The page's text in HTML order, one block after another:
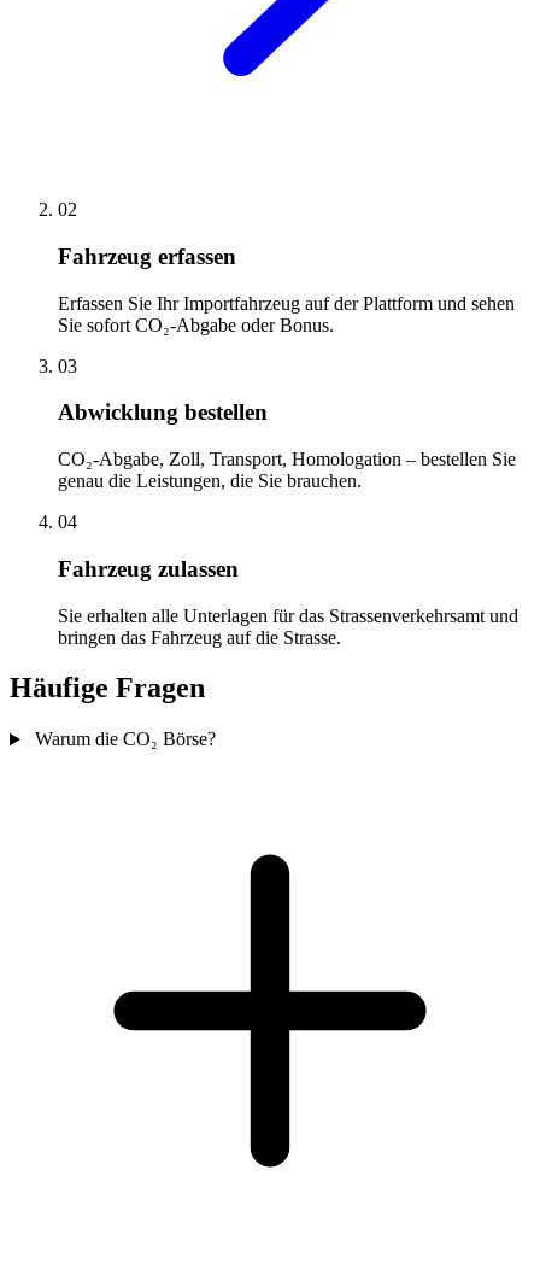
02
Fahrzeug erfassen
Erfassen Sie Ihr Importfahrzeug auf der Plattform und sehen
Sie sofort CO₂-Abgabe oder Bonus.
03
Abwicklung bestellen
CO₂-Abgabe, Zoll, Transport, Homologation – bestellen Sie
genau die Leistungen, die Sie brauchen.
04
Fahrzeug zulassen
Sie erhalten alle Unterlagen für das Strassenverkehrsamt und
bringen das Fahrzeug auf die Strasse.
Häufige Fragen
Warum die CO₂ Börse?